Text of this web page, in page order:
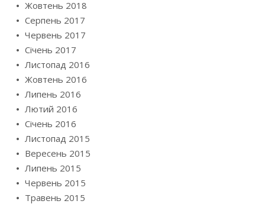
Жовтень 2018
Серпень 2017
Червень 2017
Січень 2017
Листопад 2016
Жовтень 2016
Липень 2016
Лютий 2016
Січень 2016
Листопад 2015
Вересень 2015
Липень 2015
Червень 2015
Травень 2015